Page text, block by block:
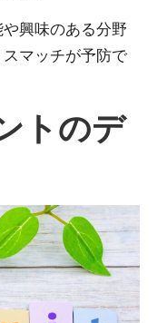
興味のある分野
マッチが予防で
トのデ